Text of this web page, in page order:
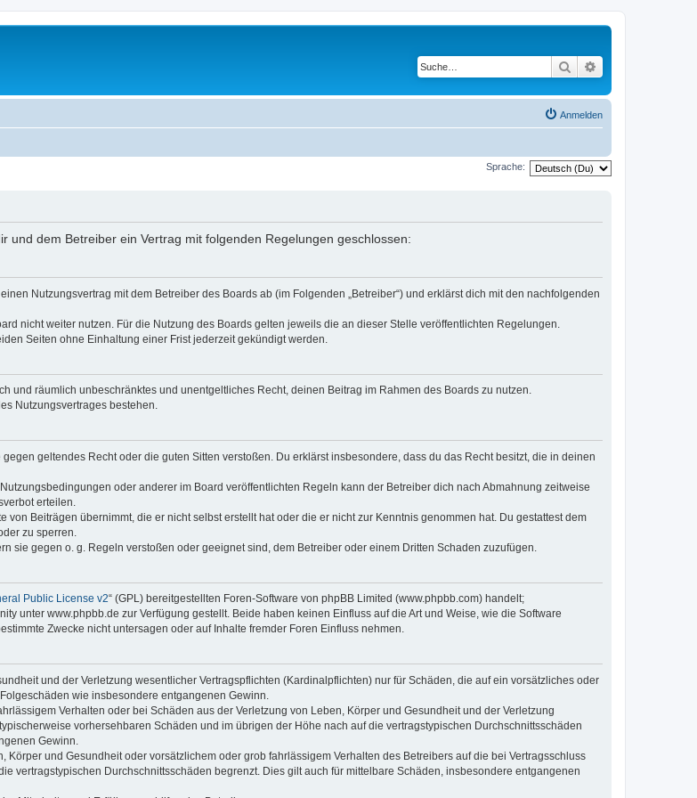
Suche
Anmelden
Sprache:
und dem Betreiber ein Vertrag mit folgenden Regelungen geschlossen:
Nutzungsvertrag mit dem Betreiber des Boards ab (im Folgenden „Betreiber“) und erklärst dich mit den nachfolgenden
nicht weiter nutzen. Für die Nutzung des Boards gelten jeweils die an dieser Stelle veröffentlichten Regelungen.
Seiten ohne Einhaltung einer Frist jederzeit gekündigt werden.
und räumlich unbeschränktes und unentgeltliches Recht, deinen Beitrag im Rahmen des Boards zu nutzen.
Nutzungsvertrages bestehen.
geltendes Recht oder die guten Sitten verstoßen. Du erklärst insbesondere, dass du das Recht besitzt, die in deinen
oder anderer im Board veröffentlichten Regeln kann der Betreiber dich nach Abmahnung zeitweise
erteilen.
Beiträgen übernimmt, die er nicht selbst erstellt hat oder die er nicht zur Kenntnis genommen hat. Du gestattest dem
zu sperren.
sie gegen o. g. Regeln verstoßen oder geeignet sind, dem Betreiber oder einem Dritten Schaden zuzufügen.
Public License v2“ (GPL) bereitgestellten Foren-Software von phpBB Limited (www.phpbb.com) handelt;
unter www.phpbb.de zur Verfügung gestellt. Beide haben keinen Einfluss auf die Art und Weise, wie die Software
Zwecke nicht untersagen oder auf Inhalte fremder Foren Einfluss nehmen.
und der Verletzung wesentlicher Vertragspflichten (Kardinalpflichten) nur für Schäden, die auf ein vorsätzliches oder
wie insbesondere entgangenen Gewinn.
Verhalten oder bei Schäden aus der Verletzung von Leben, Körper und Gesundheit und der Verletzung
vorhersehbaren Schäden und im übrigen der Höhe nach auf die vertragstypischen Durchschnittsschäden
Gewinn.
und Gesundheit oder vorsätzlichem oder grob fahrlässigem Verhalten des Betreibers auf die bei Vertragsschluss
vertragstypischen Durchschnittsschäden begrenzt. Dies gilt auch für mittelbare Schäden, insbesondere entgangenen